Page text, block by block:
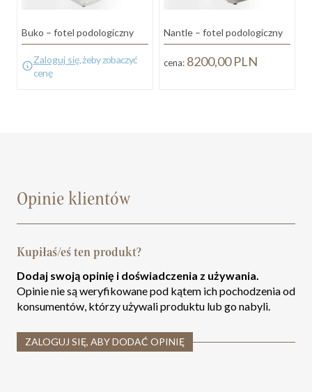
Buko – fotel podologiczny
Zaloguj się, żeby zobaczyć
cenę
Nantle – fotel podologiczny
cena: 8200,00PLN
Opinie klientów
Kupiłaś/eś ten produkt?
Dodaj swoją opinię i doświadczenia z używania.
Opinie nie są weryfikowane pod kątem ich pochodzenia od
konsumentów, którzy używali produktu lub go nabyli.
ZALOGUJ SIĘ, ABY DODAĆ OPINIĘ